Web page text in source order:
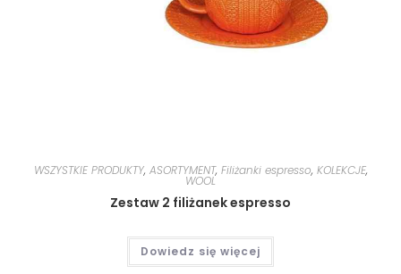
WSZYSTKIE PRODUKTY, ASORTYMENT, Filiżanki espresso, KOLEKCJE,
WOOL
Zestaw 2 filiżanek espresso
Dowiedz się więcej